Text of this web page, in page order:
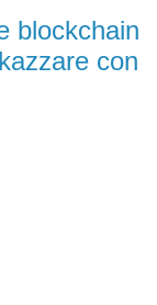
blockchain
con